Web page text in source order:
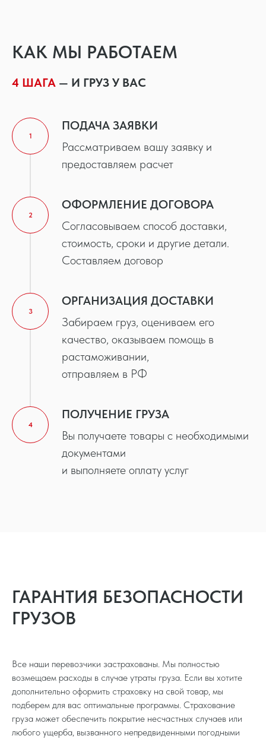
КАК МЫ РАБОТАЕМ
4 ШАГА — И ГРУЗ У ВАС
1
ПОДАЧА ЗАЯВКИ
Рассматриваем вашу заявку и
предоставляем расчет
2
ОФОРМЛЕНИЕ ДОГОВОРА
Согласовываем способ доставки,
стоимость, сроки и другие детали.
Составляем договор
3
ОРГАНИЗАЦИЯ ДОСТАВКИ
Забираем груз, оцениваем его
качество, оказываем помощь в
растаможивании,
отправляем в РФ
4
ПОЛУЧЕНИЕ ГРУЗА
Вы получаете товары с необходимыми
документами
и выполняете оплату услуг
ГАРАНТИЯ БЕЗОПАСНОСТИ
ГРУЗОВ
Все наши перевозчики застрахованы. Мы полностью
возмещаем расходы в случае утраты груза. Если вы хотите
дополнительно оформить страховку на свой товар, мы
подберем для вас оптимальные программы. Страхование
груза может обеспечить покрытие несчастных случаев или
любого ущерба, вызванного непредвиденными погодными